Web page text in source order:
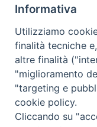
Accessibilità
Note Legali|Privacy
Prossime
Il servizio di Pronta
Regioni nelle
Informativa
Utilizziamo
finalità tecniche
altre finalità
"miglioramento
"targeting e
cookie policy.
Cliccando su